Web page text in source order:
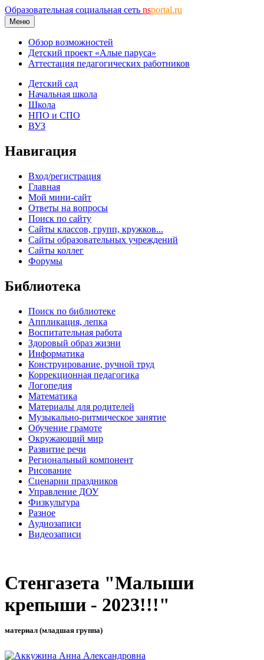
Образовательная социальная сеть nsportal.ru
Меню
Обзор возможностей
Детский проект «Алые паруса»
Аттестация педагогических работников
Детский сад
Начальная школа
Школа
НПО и СПО
ВУЗ
Навигация
Вход/регистрация
Главная
Мой мини-сайт
Ответы на вопросы
Поиск по сайту
Сайты классов, групп, кружков...
Сайты образовательных учреждений
Сайты коллег
Форумы
Библиотека
Поиск по библиотеке
Аппликация, лепка
Воспитательная работа
Здоровый образ жизни
Информатика
Конструирование, ручной труд
Коррекционная педагогика
Логопедия
Математика
Материалы для родителей
Музыкально-ритмическое занятие
Обучение грамоте
Окружающий мир
Развитие речи
Региональный компонент
Рисование
Сценарии праздников
Управление ДОУ
Физкультура
Разное
Аудиозаписи
Видеозаписи
Стенгазета "Малыши
крепыши - 2023!!!"
материал (младшая группа)